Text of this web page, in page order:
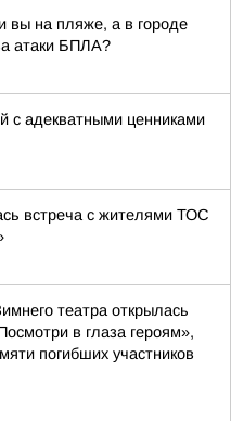
вы на пляже, а в городе
атаки БПЛА?
с адекватными ценниками
встреча с жителями ТОС
театра открылась
в глаза героям»,
погибших участников